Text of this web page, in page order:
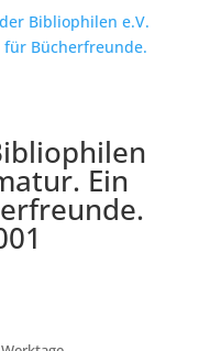
Ein